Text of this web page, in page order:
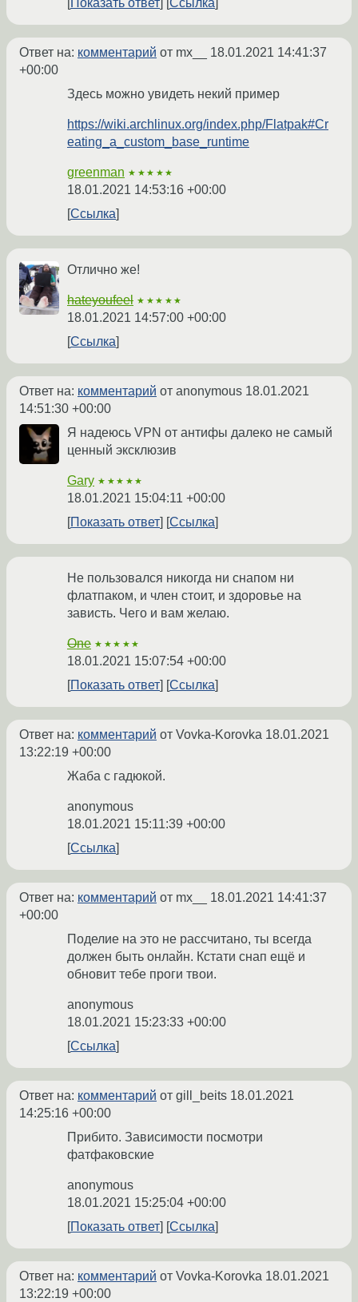
Показать ответ Ссылка
Ответ на: комментарий от mx__ 18.01.2021 14:41:37
+00:00
Здесь можно увидеть некий пример
https://wiki.archlinux.org/index.php/Flatpak#Cr
eating_a_custom_base_runtime
greenman ★★★★★
18.01.2021 14:53:16 +00:00
Ссылка
Отлично же!
hateyoufeel ★★★★★
18.01.2021 14:57:00 +00:00
Ссылка
Ответ на: комментарий от anonymous 18.01.2021
14:51:30 +00:00
Я надеюсь VPN от антифы далеко не самый
ценный эксклюзив
Gary ★★★★★
18.01.2021 15:04:11 +00:00
Показать ответ
Ссылка
Не пользовался никогда ни снапом ни
флатпаком, и член стоит, и здоровье на
зависть. Чего и вам желаю.
One ★★★★★
18.01.2021 15:07:54 +00:00
Показать ответ
Ссылка
Ответ на: комментарий от Vovka-Korovka 18.01.2021
13:22:19 +00:00
Жаба с гадюкой.
anonymous
18.01.2021 15:11:39 +00:00
Ссылка
Ответ на: комментарий от mx__ 18.01.2021 14:41:37
+00:00
Поделие на это не рассчитано, ты всегда
должен быть онлайн. Кстати снап ещё и
обновит тебе проги твои.
anonymous
18.01.2021 15:23:33 +00:00
Ссылка
Ответ на: комментарий от gill_beits 18.01.2021
14:25:16 +00:00
Прибито. Зависимости посмотри
фатфаковские
anonymous
18.01.2021 15:25:04 +00:00
Показать ответ
Ссылка
Ответ на: комментарий от Vovka-Korovka 18.01.2021
13:22:19 +00:00